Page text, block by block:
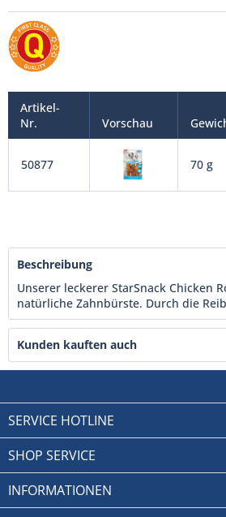
Artikel-
Nr.
Vorschau
50877 70 g
Beschreibung
Unserer leckerer StarSnack Chicken
natürliche Zahnbürste. Durch die
Kunden kauften auch
SERVICE HOTLINE
SHOP SERVICE
INFORMATIONEN